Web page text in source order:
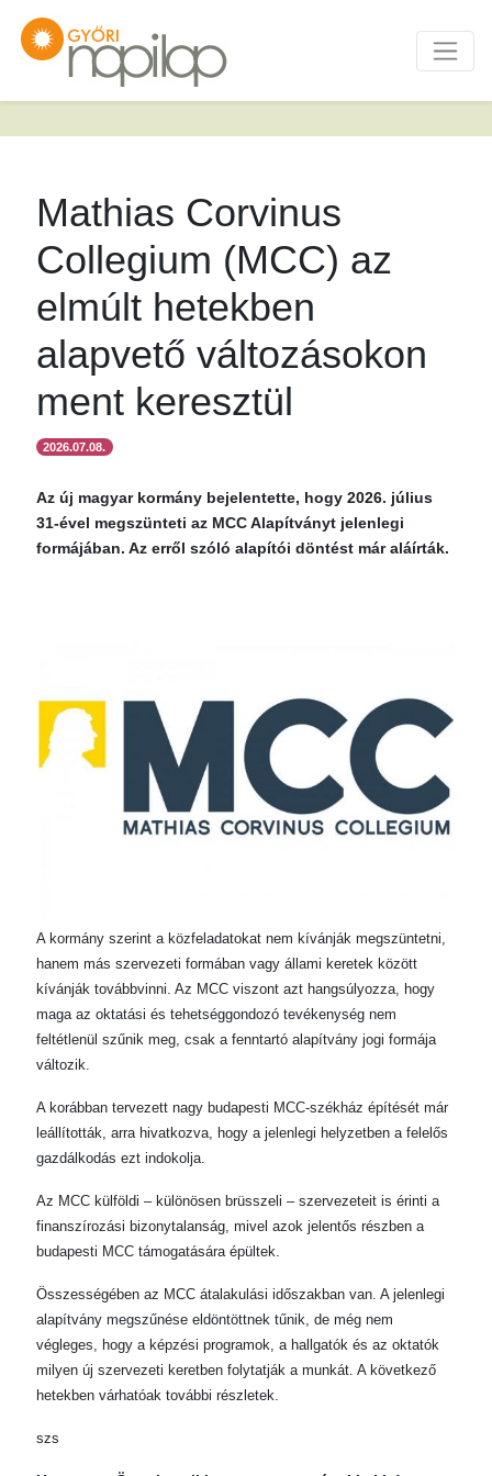
Mathias Corvinus
Collegium (MCC) az
elmúlt hetekben
alapvető változásokon
ment keresztül
2026.07.08.
Az új magyar kormány bejelentette, hogy 2026. július
31-ével megszünteti az MCC Alapítványt jelenlegi
formájában. Az erről szóló alapítói döntést már aláírták.
A kormány szerint a közfeladatokat nem kívánják megszüntetni,
hanem más szervezeti formában vagy állami keretek között
kívánják továbbvinni. Az MCC viszont azt hangsúlyozza, hogy
maga az oktatási és tehetséggondozó tevékenység nem
feltétlenül szűnik meg, csak a fenntartó alapítvány jogi formája
változik.
A korábban tervezett nagy budapesti MCC-székház építését már
leállították, arra hivatkozva, hogy a jelenlegi helyzetben a felelős
gazdálkodás ezt indokolja.
Az MCC külföldi – különösen brüsszeli – szervezeteit is érinti a
finanszírozási bizonytalanság, mivel azok jelentős részben a
budapesti MCC támogatására épültek.
Összességében az MCC átalakulási időszakban van. A jelenlegi
alapítvány megszűnése eldöntöttnek tűnik, de még nem
végleges, hogy a képzési programok, a hallgatók és az oktatók
milyen új szervezeti keretben folytatják a munkát. A következő
hetekben várhatóak további részletek.
szs